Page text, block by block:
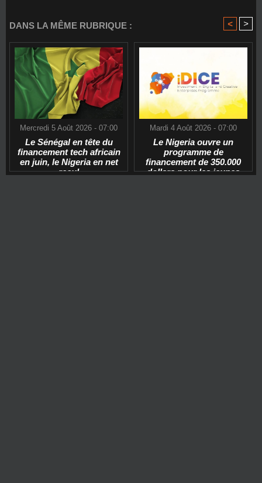
DANS LA MÊME RUBRIQUE : < >
Mercredi 5 Août 2026 - 07:00
Le Sénégal en tête du
financement tech africain
en juin, le Nigeria en net
recul
Mardi 4 Août 2026 - 07:00
Le Nigeria ouvre un
programme de
financement de 350.000
dollars pour les jeunes